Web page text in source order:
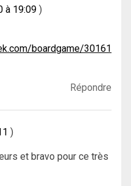
à 19:09
boardgame/30161
Répondre
et bravo pour ce très